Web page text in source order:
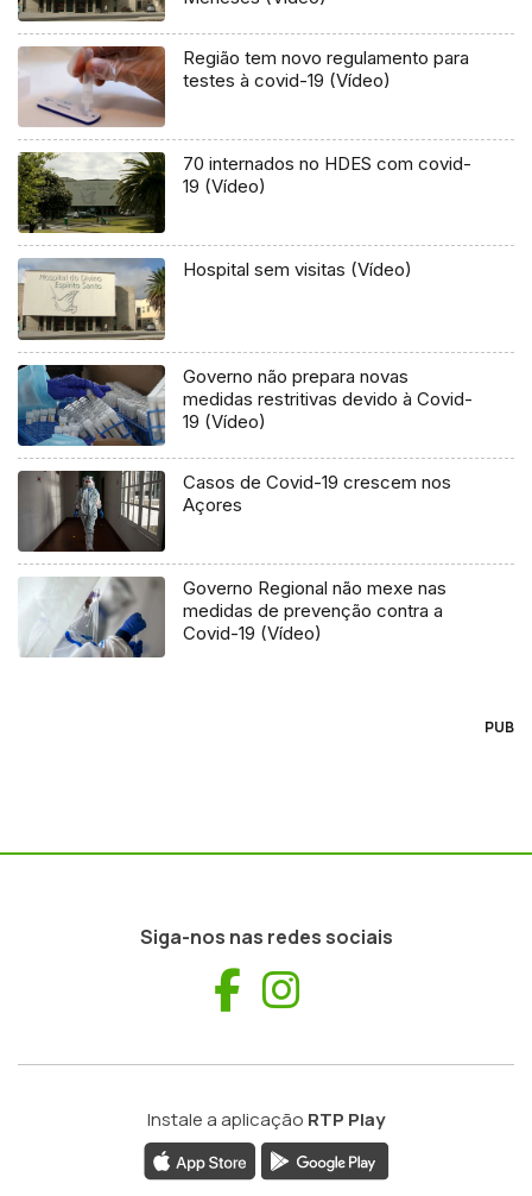
Região tem novo regulamento para
testes à covid-19 (Vídeo)
70 internados no HDES com covid-
19 (Vídeo)
Hospital sem visitas (Vídeo)
Governo não prepara novas
medidas restritivas devido à Covid-
19 (Vídeo)
Casos de Covid-19 crescem nos
Açores
Governo Regional não mexe nas
medidas de prevenção contra a
Covid-19 (Vídeo)
PUB
Siga-nos nas redes sociais
Facebook
Instale a aplicação RTP Play